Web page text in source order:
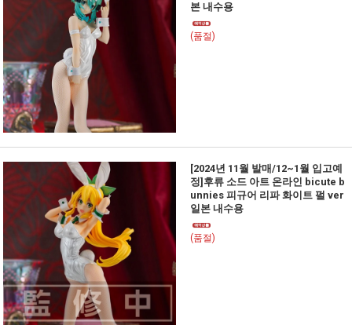
본 내수용
(품절)
[2024년 11월 발매/12~1월 입고예
정]후류 소드 아트 온라인 bicute b
unnies 피규어 리파 화이트 펄 ver
일본 내수용
(품절)